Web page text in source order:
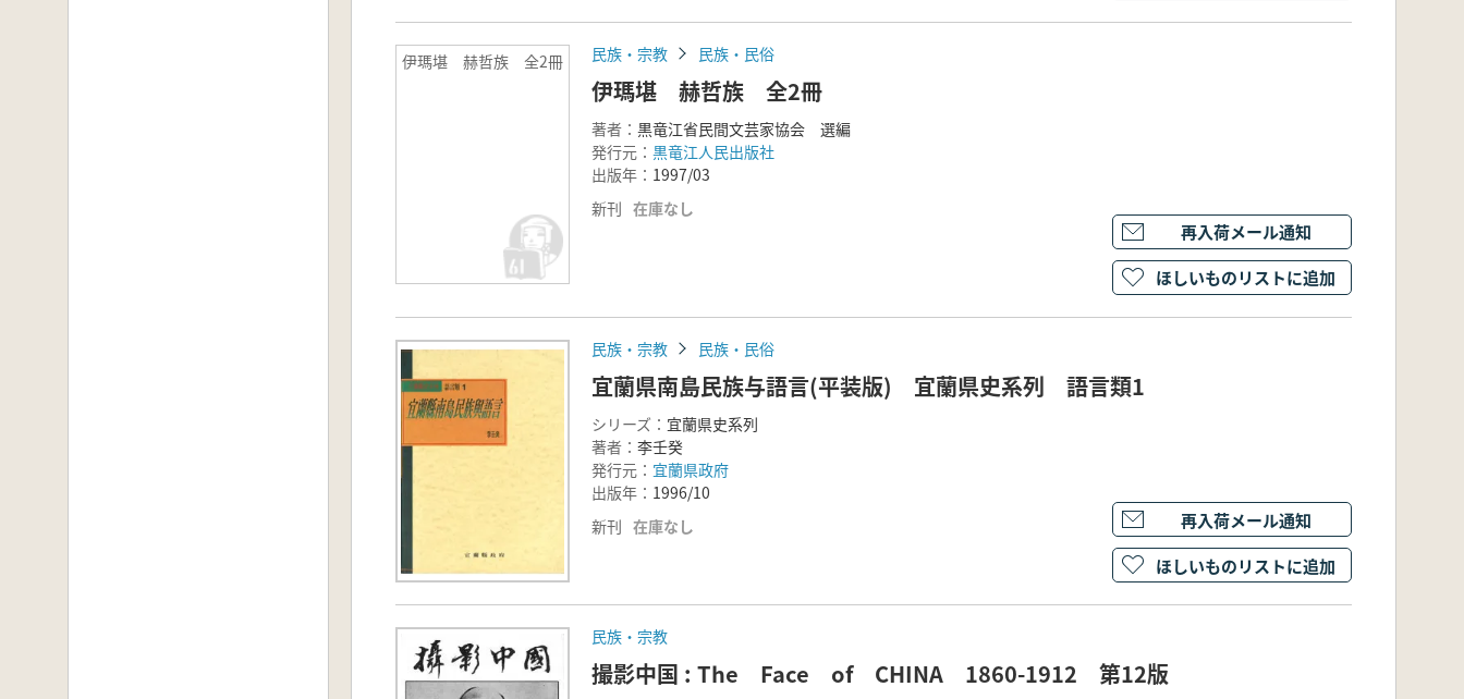
伊瑪堪 赫哲族 全2冊 民族・宗教 民族・民俗
伊瑪堪 赫哲族 全2冊
著者： 黒竜江省民間文芸家協会 選編
発行元： 黒竜江人民出版社
出版年： 1997/03
新刊 在庫なし
再入荷メール通知
ほしいものリストに追加
民族・宗教 民族・民俗
宜蘭県南島民族与語言(平装版) 宜蘭県史系列 語言類1
シリーズ： 宜蘭県史系列
著者： 李壬癸
発行元： 宜蘭県政府
出版年： 1996/10
新刊 在庫なし
再入荷メール通知
ほしいものリストに追加
民族・宗教
撮影中国 : The Face of CHINA 1860-1912 第12版